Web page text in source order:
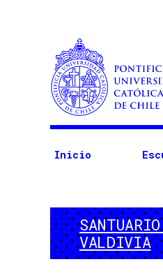
Doctorado
Arquitectura
Inicio
VALDIVIA